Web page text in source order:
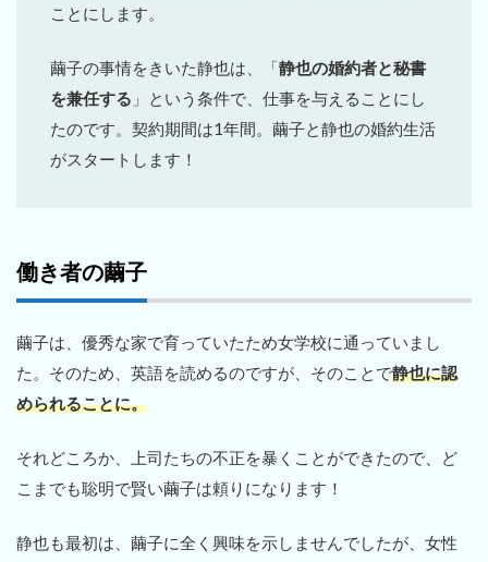
ことにします。
繭子の事情をきいた静也は、「静也の婚約者と秘書
を兼任する 」という条件で、仕事を与えることにし
たのです。契約期間は1年間。繭子と静也の婚約生活
がスタートします！
働き者の繭子
繭子は、優秀な家で育っていたため女学校に通っていまし
た。そのため、英語を読めるのですが、そのことで静也に認
められることに。
それどころか、上司たちの不正を暴くことができたので、ど
こまでも聡明で賢い繭子は頼りになります！
静也も最初は、繭子に全く興味を示しませんでしたが、女性